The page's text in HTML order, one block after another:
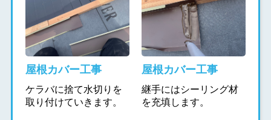
屋根カバー工事
ケラバに捨て水切りを
取り付けていきます。
屋根カバー工事
継手にはシーリング材
を充填します。